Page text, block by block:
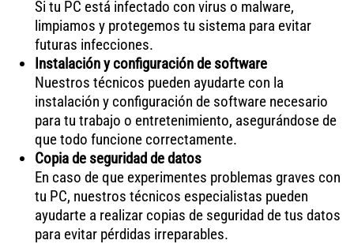
Si tu PC está infectado con virus o malware,
limpiamos y protegemos tu sistema para evitar
futuras infecciones.
Instalación y configuración de software
Nuestros técnicos pueden ayudarte con la
instalación y configuración de software necesario
para tu trabajo o entretenimiento, asegurándose de
que todo funcione correctamente.
Copia de seguridad de datos
En caso de que experimentes problemas graves con
tu PC, nuestros técnicos especialistas pueden
ayudarte a realizar copias de seguridad de tus datos
para evitar pérdidas irreparables.